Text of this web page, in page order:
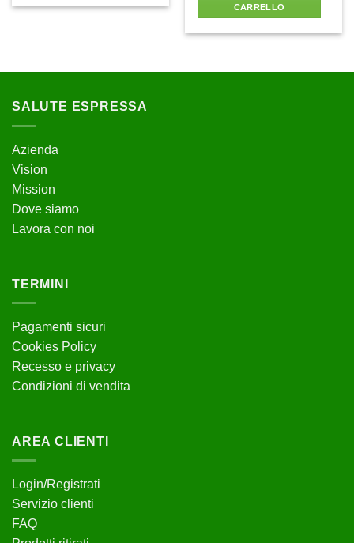
CARRELLO
SALUTE ESPRESSA
Azienda
Vision
Mission
Dove siamo
Lavora con noi
TERMINI
Pagamenti sicuri
Cookies Policy
Recesso e privacy
Condizioni di vendita
AREA CLIENTI
Login/Registrati
Servizio clienti
FAQ